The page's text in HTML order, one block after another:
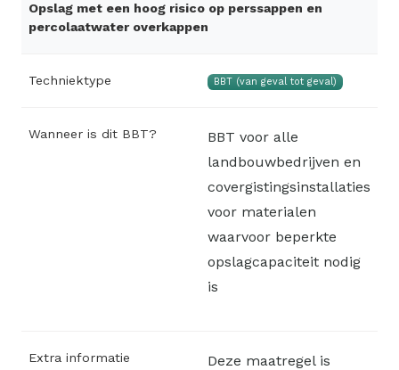
Opslag met een hoog risico op perssappen en
percolaatwater overkappen
Techniektype BBT (van geval tot geval)
Wanneer is dit BBT?
BBT voor alle
landbouwbedrijven en
covergistingsinstallaties
voor materialen
waarvoor beperkte
opslagcapaciteit nodig
is
Extra informatie
Deze maatregel is